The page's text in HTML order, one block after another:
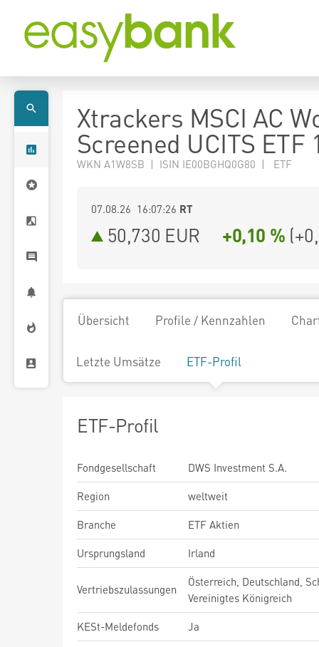
Xtrackers MSCI AC
Screened UCITS ETF
WKN A1W8SB | ISIN IE00BGHQ0G80 | ETF
07.08.26 16:07:26 RT
50,730 EUR +0,10 % (
Übersicht Profile / Kennzahlen
Letzte Umsätze ETF-Profil
ETF-Profil
Fondgesellschaft
DWS Investment S.A.
Region
weltweit
Branche
ETF Aktien
Ursprungsland
Irland
Vertriebszulassungen
Österreich, Deutschland,
Vereinigtes Königreich
KESt-Meldefonds
Ja